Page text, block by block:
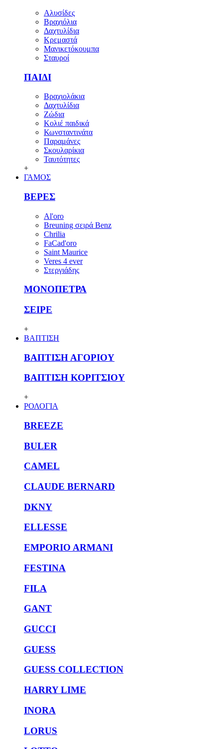
Αλυσίδες
Βραχιόλια
Δαχτυλίδια
Κρεμαστά
Μανικετόκουμπα
Σταυροί
ΠΑΙΔΙ
Βραχιολάκια
Δαχτυλίδια
Ζώδια
Κολιέ παιδικά
Κωνσταντινάτα
Παραμάνες
Σκουλαρίκια
Ταυτότητες
+
ΓΑΜΟΣ
ΒΕΡΕΣ
Al'oro
Breuning σειρά Benz
Chrilia
FaCad'oro
Saint Maurice
Veres 4 ever
Στεργιάδης
ΜΟΝΟΠΕΤΡΑ
ΣΕΙΡΕ
+
ΒΑΠΤΙΣΗ
ΒΑΠΤΙΣΗ ΑΓΟΡΙΟΥ
ΒΑΠΤΙΣΗ ΚΟΡΙΤΣΙΟΥ
+
ΡΟΛΟΓΙΑ
BREEZE
BULER
CAMEL
CLAUDE BERNARD
DKNY
ELLESSE
EMPORIO ARMANI
FESTINA
FILA
GANT
GUCCI
GUESS
GUESS COLLECTION
HARRY LIME
INORA
LORUS